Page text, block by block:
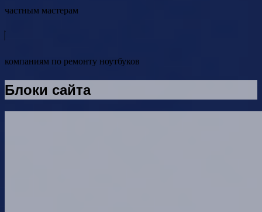
частным мастерам
компаниям по ремонту ноутбуков
Блоки сайта